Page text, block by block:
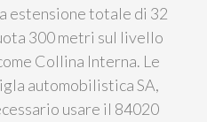
estensione totale di 32
300 metri sul livello
Collina Interna. Le
automobilistica SA,
usare il 84020